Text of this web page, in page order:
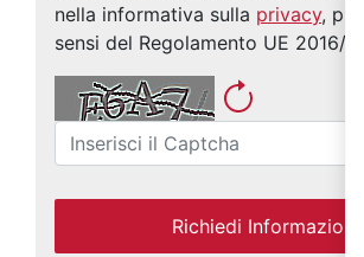
nella informativa sulla privacy,
sensi del Regolamento UE 2016/
Richiedi Informazioni